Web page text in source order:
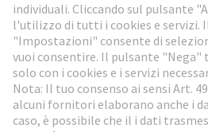
Social Media